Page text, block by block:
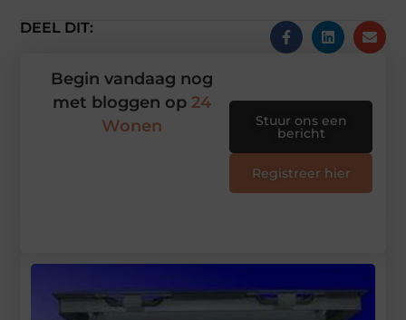
DEEL DIT:
Begin vandaag nog
met bloggen op 24
Wonen
Stuur ons een
bericht
Registreer hier